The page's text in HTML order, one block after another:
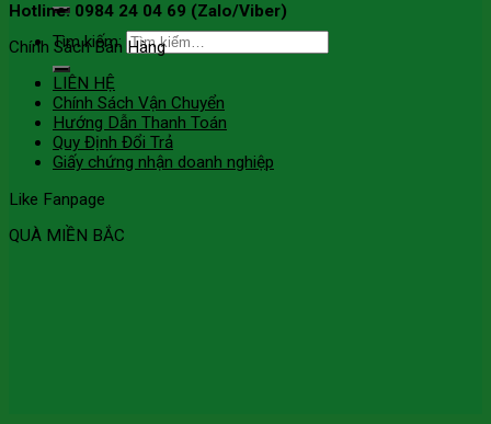
Tìm kiếm:
Hotline: 0984 24 04 69 (Zalo/Viber)
Chính Sách Bán Hàng
LIÊN HỆ
Chính Sách Vận Chuyển
Hướng Dẫn Thanh Toán
Quy Định Đổi Trả
Giấy chứng nhận doanh nghiệp
Like Fanpage
QUÀ MIỀN BẮC